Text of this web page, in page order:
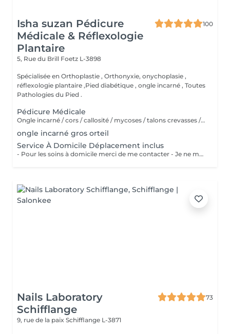
Isha suzan Pédicure
Médicale & Réflexologie
Plantaire
100
5, Rue du Brill Foetz L-3898
Spécialisée en Orthoplastie , Orthonyxie, onychoplasie ,
réflexologie plantaire ,Pied diabétique , ongle incarné , Toutes
Pathologies du Pied .
Pédicure Médicale
Ongle incarné / cors / callosité / mycoses / talons crevasses / coupe les ongles /soin pied d'athlète sportif / durillons / pensmemt / pieds diabétiques / onychoplastie construire ongles
ongle incarné gros orteil
Service À Domicile Déplacement inclus
- Pour les soins à domicile merci de me contacter - Je ne me déplace pas à plus de 20 KM
Nails Laboratory
Schifflange
73
9, rue de la paix Schifflange L-3871